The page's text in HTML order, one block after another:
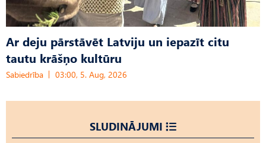
Ar deju pārstāvēt Latviju un iepazīt citu
tautu krāšņo kultūru
Sabiedrība 03:00, 5. Aug, 2026
SLUDINĀJUMI